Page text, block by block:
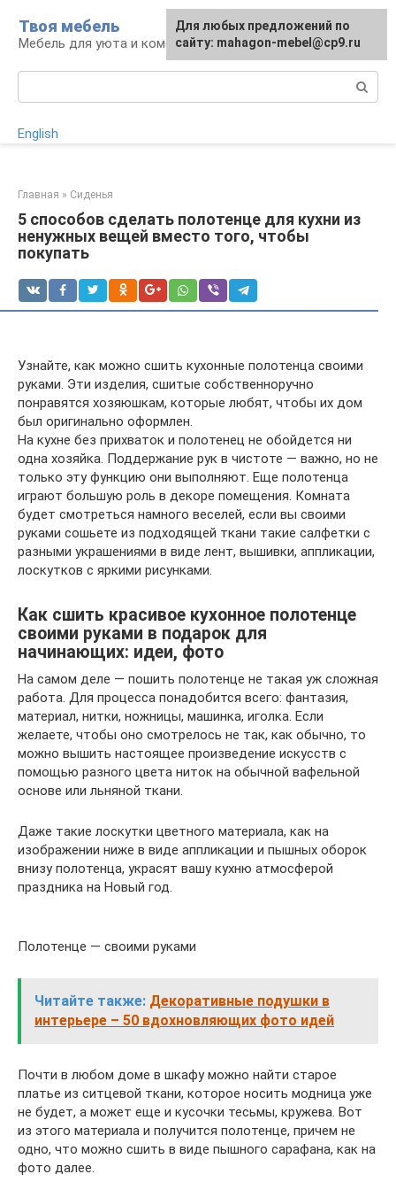
контенту
Твоя мебель
Мебель для уюта и комфорта
English
Главная » Сиденья
5 способов сделать полотенце для кухни из
ненужных вещей вместо того, чтобы
покупать
Узнайте, как можно сшить кухонные полотенца своими
руками. Эти изделия, сшитые собственноручно
понравятся хозяюшкам, которые любят, чтобы их дом
был оригинально оформлен.
На кухне без прихваток и полотенец не обойдется ни
одна хозяйка. Поддержание рук в чистоте — важно, но не
только эту функцию они выполняют. Еще полотенца
играют большую роль в декоре помещения. Комната
будет смотреться намного веселей, если вы своими
руками сошьете из подходящей ткани такие салфетки с
разными украшениями в виде лент, вышивки, аппликации,
лоскутков с яркими рисунками.
Как сшить красивое кухонное полотенце
своими руками в подарок для
начинающих: идеи, фото
На самом деле — пошить полотенце не такая уж сложная
работа. Для процесса понадобится всего: фантазия,
материал, нитки, ножницы, машинка, иголка. Если
желаете, чтобы оно смотрелось не так, как обычно, то
можно вышить настоящее произведение искусств с
помощью разного цвета ниток на обычной вафельной
основе или льняной ткани.
Даже такие лоскутки цветного материала, как на
изображении ниже в виде аппликации и пышных оборок
внизу полотенца, украсят вашу кухню атмосферой
праздника на Новый год.
Полотенце — своими руками
Читайте также: Декоративные подушки в
интерьере – 50 вдохновляющих фото идей
Почти в любом доме в шкафу можно найти старое
платье из ситцевой ткани, которое носить модница уже
не будет, а может еще и кусочки тесьмы, кружева. Вот
из этого материала и получится полотенце, причем не
одно, что можно сшить в виде пышного сарафана, как на
фото далее.
Для любых предложений по
сайту: mahagon-mebel@cp9.ru
Для любых предложений по
сайту: mahagon-mebel@cp9.ru